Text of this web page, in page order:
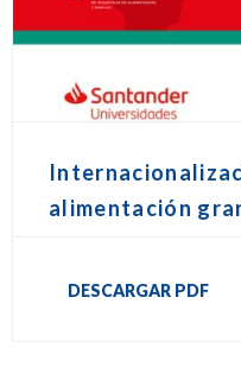
alimentación
DESCARGAR PDF